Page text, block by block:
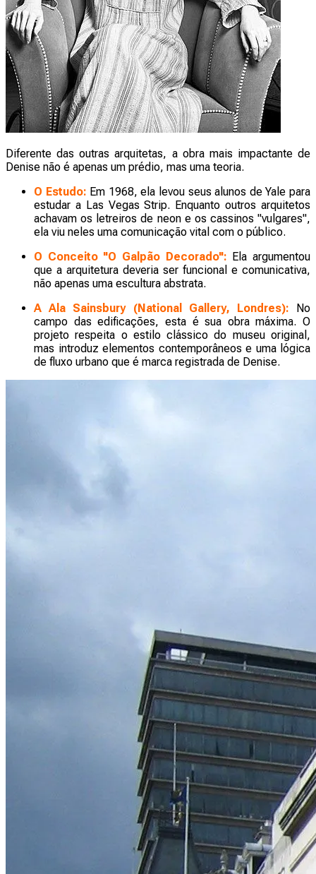
Diferente das outras arquitetas, a obra mais impactante de
Denise não é apenas um prédio, mas uma teoria.
O Estudo: Em 1968, ela levou seus alunos de Yale para
estudar a Las Vegas Strip. Enquanto outros arquitetos
achavam os letreiros de neon e os cassinos "vulgares",
ela viu neles uma comunicação vital com o público.
O Conceito "O Galpão Decorado": Ela argumentou
que a arquitetura deveria ser funcional e comunicativa,
não apenas uma escultura abstrata.
A Ala Sainsbury (National Gallery, Londres):
No
campo das edificações, esta é sua obra máxima. O
projeto respeita o estilo clássico do museu original,
mas introduz elementos contemporâneos e uma lógica
de fluxo urbano que é marca registrada de Denise.